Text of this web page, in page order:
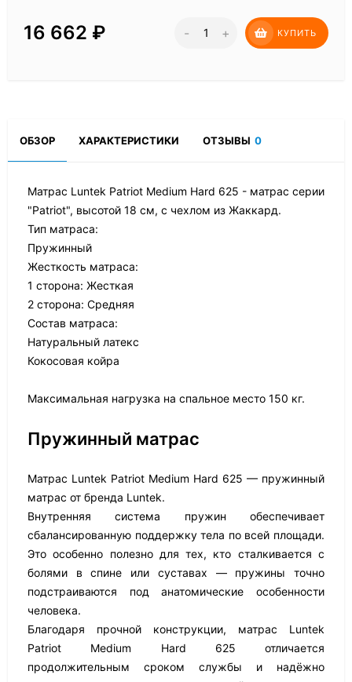
16 662 ₽ - + КУПИТЬ
ОБЗОР ХАРАКТЕРИСТИКИ ОТЗЫВЫ 0
Матрас Luntek Patriot Medium Hard 625 - матрас серии
"Patriot", высотой 18 см, с чехлом из Жаккард.
Тип матраса:
Пружинный
Жесткость матраса:
1 сторона: Жесткая
2 сторона: Средняя
Состав матраса:
Натуральный латекс
Кокосовая койра
Максимальная нагрузка на спальное место 150 кг.
Пружинный матрас
Матрас Luntek Patriot Medium Hard 625 — пружинный
матрас от бренда Luntek.
Внутренняя система пружин обеспечивает
сбалансированную поддержку тела по всей площади.
Это особенно полезно для тех, кто сталкивается с
болями в спине или суставах — пружины точно
подстраиваются под анатомические особенности
человека.
Благодаря прочной конструкции, матрас Luntek
Patriot Medium Hard 625 отличается
продолжительным сроком службы и надёжно